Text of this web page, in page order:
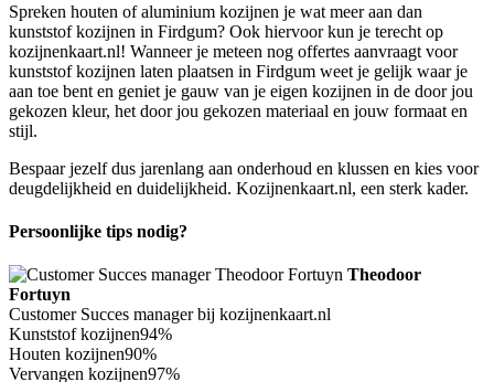
Spreken houten of aluminium kozijnen je wat meer aan dan
kunststof kozijnen in Firdgum? Ook hiervoor kun je terecht op
kozijnenkaart.nl! Wanneer je meteen nog offertes aanvraagt voor
kunststof kozijnen laten plaatsen in Firdgum weet je gelijk waar je
aan toe bent en geniet je gauw van je eigen kozijnen in de door jou
gekozen kleur, het door jou gekozen materiaal en jouw formaat en
stijl.
Bespaar jezelf dus jarenlang aan onderhoud en klussen en kies voor
deugdelijkheid en duidelijkheid. Kozijnenkaart.nl, een sterk kader.
Persoonlijke tips nodig?
Theodoor
Fortuyn
Customer Succes manager bij kozijnenkaart.nl
Kunststof kozijnen94%
Houten kozijnen90%
Vervangen kozijnen97%